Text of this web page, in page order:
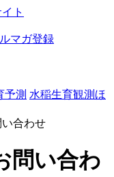
マガ登録
予測 水稲生育観測ほ
合わせ
問い合わ